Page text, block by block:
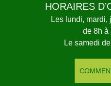
HORAIRES
Les lundi, mardi,
de 8h à
Le samedi